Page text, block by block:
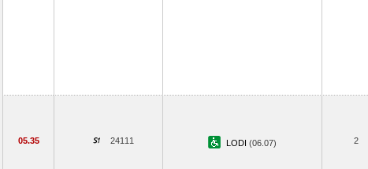
05.35 24111 LODI (06.07) 2